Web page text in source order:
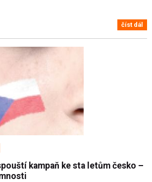
číst dál
kampaň ke sta letům česko –